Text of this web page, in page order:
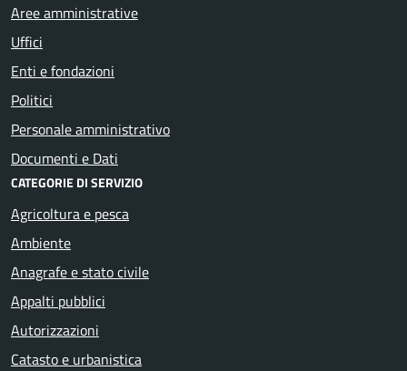
Aree amministrative
Uffici
Enti e fondazioni
Politici
Personale amministrativo
Documenti e Dati
CATEGORIE DI SERVIZIO
Agricoltura e pesca
Ambiente
Anagrafe e stato civile
Appalti pubblici
Autorizzazioni
Catasto e urbanistica